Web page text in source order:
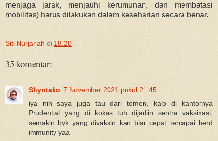
menjaga jarak, menjauhi kerumunan, dan membatasi
mobilitas) harus dilakukan dalam keseharian secara benar.
Siti Nurjanah di 18.20
35 komentar:
Shyntako 7 November 2021 pukul 21.45
iya nih saya juga tau dari temen, kalo di kantornya
Prudential yang di kokas tuh dijadiin sentra vaksinasi,
semakin byk yang divaksin kan biar cepat tercapai herd
immunity yaa